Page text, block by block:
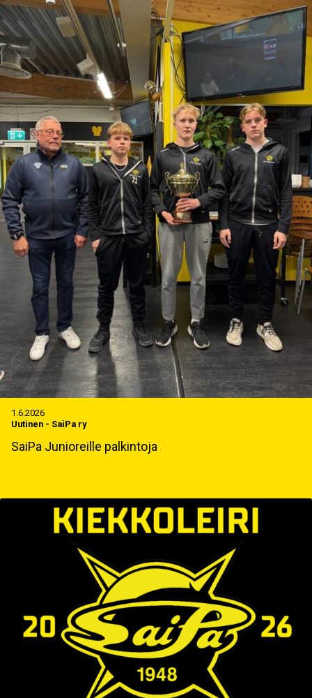
1.6.2026
Uutinen - SaiPa ry
SaiPa Junioreille palkintoja